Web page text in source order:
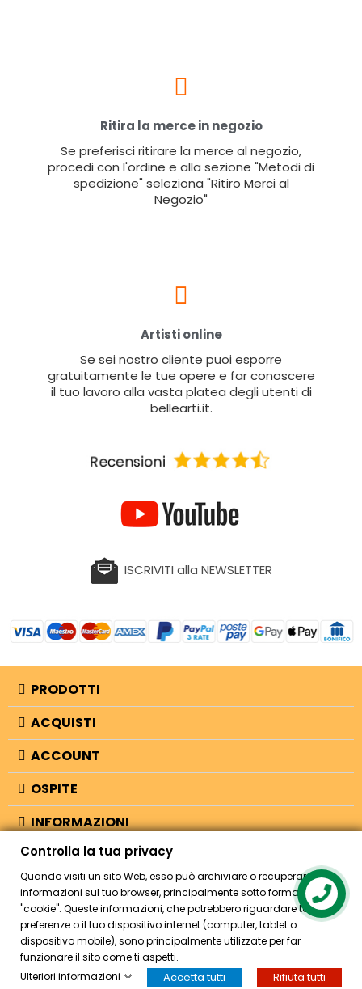
Ritira la merce in negozio
Se preferisci ritirare la merce al negozio,
procedi con l'ordine e alla sezione "Metodi di
spedizione" seleziona "Ritiro Merci al
Negozio"
Artisti online
Se sei nostro cliente puoi esporre
gratuitamente le tue opere e far conoscere
il tuo lavoro alla vasta platea degli utenti di
bellearti.it.
ISCRIVITI alla NEWSLETTER
PRODOTTI
ACQUISTI
ACCOUNT
OSPITE
INFORMAZIONI
NEGOZIO
© 2026 - Bellearti.it -credits
HOME ACCOUNT CASSA CERCA
Controlla la tua privacy
Quando visiti un sito Web, esso può archiviare o recuperare
informazioni sul tuo browser, principalmente sotto forma di
"cookie". Queste informazioni, che potrebbero riguardare te, le tue
preferenze o il tuo dispositivo internet (computer, tablet o
dispositivo mobile), sono principalmente utilizzate per far
funzionare il sito come ti aspetti.
Ulteriori informazioni
Accetta tutti Rifiuta tutti
Contact us